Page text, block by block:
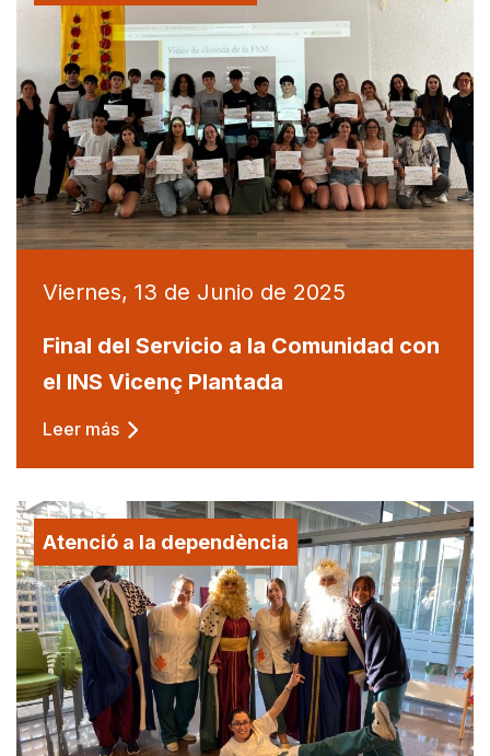
Viernes, 13 de Junio de 2025
Final del Servicio a la Comunidad con
el INS Vicenç Plantada
Leer más
Atenció a la dependència